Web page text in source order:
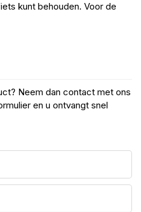
kunt behouden. Voor de
Neem dan contact met ons
en u ontvangt snel